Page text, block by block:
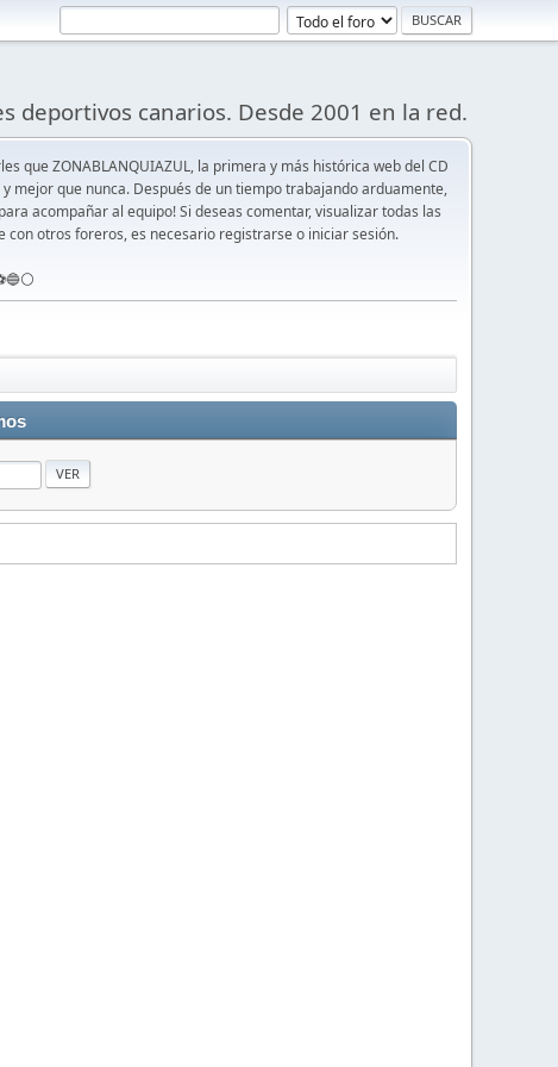
deportivos canarios. Desde 2001 en la red.
que ZONABLANQUIAZUL, la primera y más histórica web del CD
mejor que nunca. Después de un tiempo trabajando arduamente,
acompañar al equipo! Si deseas comentar, visualizar todas las
con otros foreros, es necesario registrarse o iniciar sesión.